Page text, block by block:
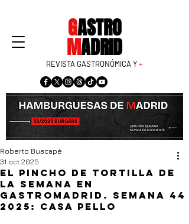
GASTRO
MADRID
REVISTA GASTRONÓMICA Y+
El pincho de tortilla de
la semana en
GastroMadrid. Semana 44
2025: Casa Pello
Roberto Buscapé
31 oct 2025